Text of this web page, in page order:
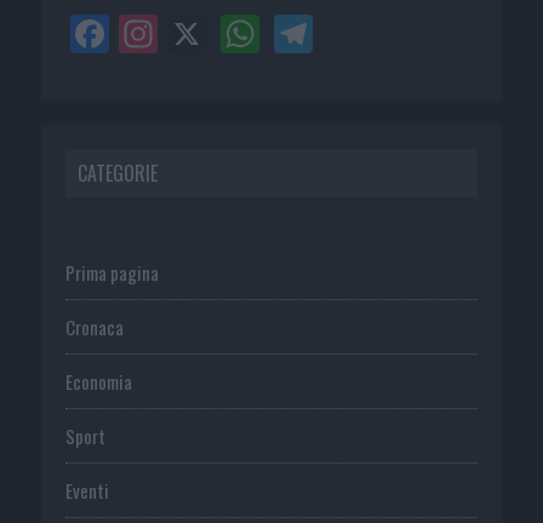
CATEGORIE
Prima pagina
Cronaca
Economia
Sport
Eventi